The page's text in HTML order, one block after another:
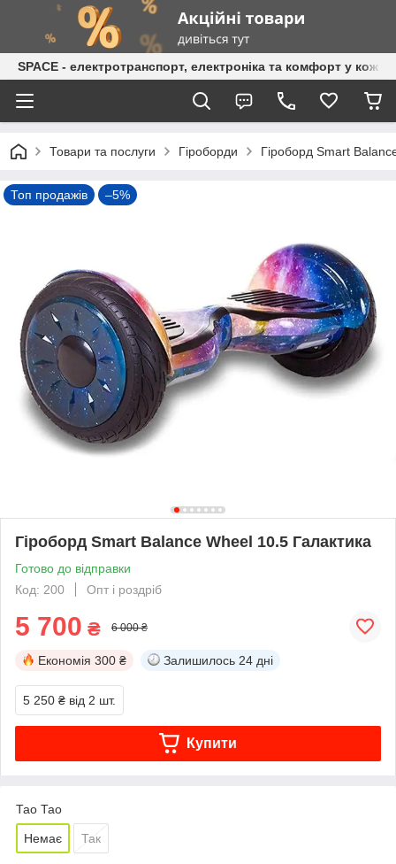
SPACE - електротранспорт, електроніка та комфорт у
Товари та послуги Гіроборди Гіроборд Smart
Топ продажів –5%
Гіроборд Smart Balance Wheel 10.5 Галактика
Готово до відправки
Код: 200
Опт і роздріб
5 700 ₴ 6 000 ₴
Економія 300 ₴ Залишилось 24 дні
5 250 ₴ від 2 шт.
Купити
Тао Тао
Немає Так